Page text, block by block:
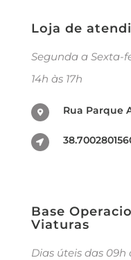
Loja de
Segunda a Sexta-
14h às 17h
Rua Parque
Base
Viaturas
Dias úteis das 09h